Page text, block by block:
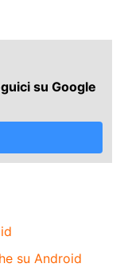
su Google
su Android